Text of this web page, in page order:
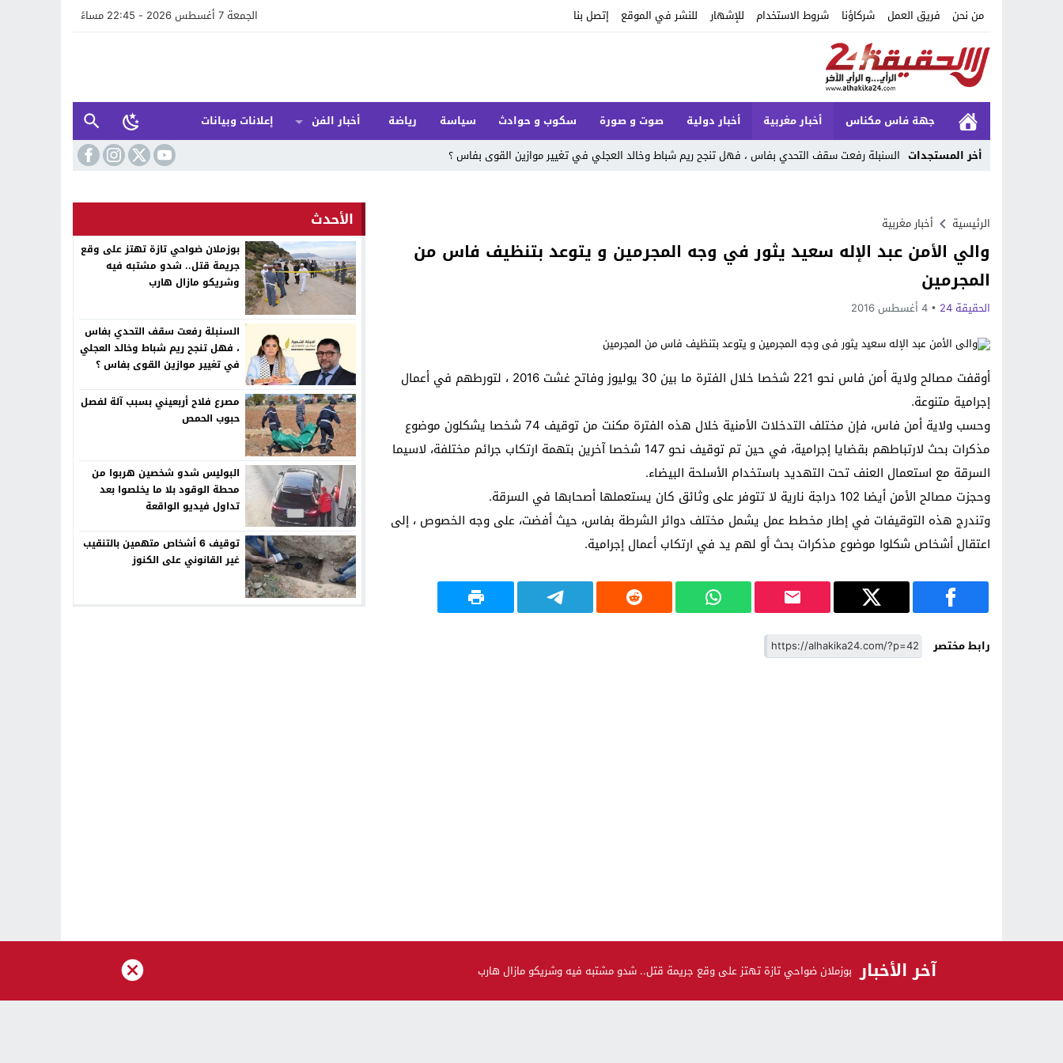
من نحن فريق العمل شركاؤنا شروط الاستخدام للإشهار للنشر في الموقع إتصل بنا الجمعة 7 أغسطس 2026 - 22:45 مساءً
جهة فاس مكناس أخبار مغربية أخبار دولية صوت و صورة سكوب و حوادث سياسة رياضة أخبار الفن
إعلانات وبيانات
أخر المستجدات السنبلة رفعت سقف التحدي بفاس ، فهل تنجح ريم شباط وخالد العجلي في تغيير موازين القوى بفاس ؟
Previous
Next
الرئيسية أخبار مغربية
والي الأمن عبد الإله سعيد يثور في وجه المجرمين و يتوعد بتنظيف فاس من
المجرمين
الحقيقة 24 4 أغسطس 2016
أوقفت مصالح ولاية أمن فاس نحو 221 شخصا خلال الفترة ما بين 30 يوليوز وفاتح غشت 2016 ، لتورطهم في أعمال
إجرامية متنوعة.
وحسب ولاية أمن فاس، فإن مختلف التدخلات الأمنية خلال هذه الفترة مكنت من توقيف 74 شخصا يشكلون موضوع
مذكرات بحث لارتباطهم بقضايا إجرامية، في حين تم توقيف نحو 147 شخصا آخرين بتهمة ارتكاب جرائم مختلفة، لاسيما
السرقة مع استعمال العنف تحت التهديد باستخدام الأسلحة البيضاء.
وحجزت مصالح الأمن أيضا 102 دراجة نارية لا تتوفر على وثائق كان يستعملها أصحابها في السرقة.
وتندرج هذه التوقيفات في إطار مخطط عمل يشمل مختلف دوائر الشرطة بفاس، حيث أفضت، على وجه الخصوص ، إلى
اعتقال أشخاص شكلوا موضوع مذكرات بحث أو لهم يد في ارتكاب أعمال إجرامية.
رابط مختصر
الأحدث
بوزملان ضواحي تازة تهتز على وقع
جريمة قتل.. شدو مشتبه فيه
وشريكو مازال هارب
السنبلة رفعت سقف التحدي بفاس
، فهل تنجح ريم شباط وخالد العجلي
في تغيير موازين القوى بفاس ؟
مصرع فلاح أربعيني بسبب آلة لفصل
حبوب الحمص
البوليس شدو شخصين هربوا من
محطة الوقود بلا ما يخلصوا بعد
تداول فيديو الواقعة
توقيف 6 أشخاص متهمين بالتنقيب
غير القانوني على الكنوز
صحة و جمال
آخر الأخبار بوزملان ضواحي تازة تهتز على وقع جريمة قتل.. شدو مشتبه فيه وشريكو مازال هارب